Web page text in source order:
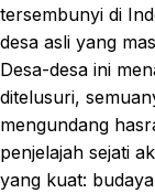
tersembunyi di
desa asli yang
Desa-desa ini
ditelusuri,
mengundang
penjelajah sejati
yang kuat: